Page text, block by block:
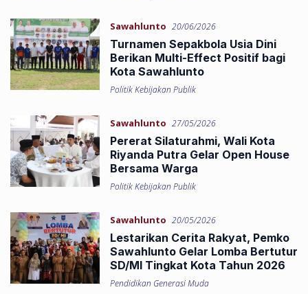
Sawahlunto 20/06/2026
Turnamen Sepakbola Usia Dini
Berikan Multi-Effect Positif bagi
Kota Sawahlunto
Politik Kebijakan Publik
Sawahlunto 27/05/2026
Pererat Silaturahmi, Wali Kota
Riyanda Putra Gelar Open House
Bersama Warga
Politik Kebijakan Publik
Sawahlunto 20/05/2026
Lestarikan Cerita Rakyat, Pemko
Sawahlunto Gelar Lomba Bertutur
SD/MI Tingkat Kota Tahun 2026
Pendidikan Generasi Muda